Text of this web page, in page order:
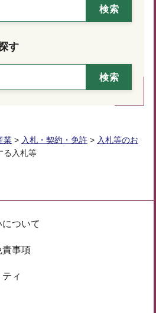
す
業 > 入札・契約・免許 > 入札等のお
る入札等
ついて
責事項
ィ